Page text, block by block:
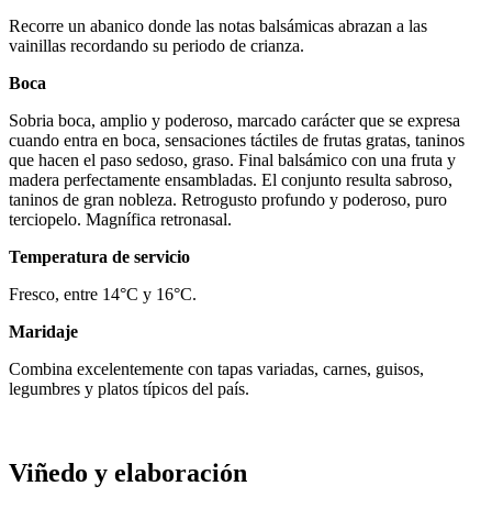
Recorre un abanico donde las notas balsámicas abrazan a las
vainillas recordando su periodo de crianza.
Boca
Sobria boca, amplio y poderoso, marcado carácter que se expresa
cuando entra en boca, sensaciones táctiles de frutas gratas, taninos
que hacen el paso sedoso, graso. Final balsámico con una fruta y
madera perfectamente ensambladas. El conjunto resulta sabroso,
taninos de gran nobleza. Retrogusto profundo y poderoso, puro
terciopelo. Magnífica retronasal.
Temperatura de servicio
Fresco, entre 14°C y 16°C.
Maridaje
Combina excelentemente con tapas variadas, carnes, guisos,
legumbres y platos típicos del país.
Viñedo y elaboración